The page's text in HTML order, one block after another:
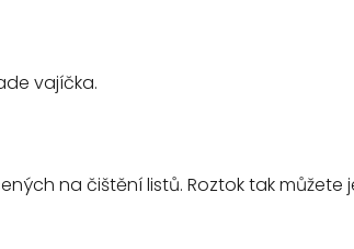
vajíčka.
na čištění listů. Roztok tak